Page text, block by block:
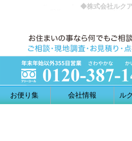
◆株式会社ルク
お便り集 会社情報 ル